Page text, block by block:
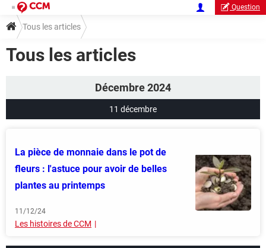
Question
Tous les articles
Tous les articles
Décembre 2024
11 décembre
La pièce de monnaie dans le pot de
fleurs : l'astuce pour avoir de belles
plantes au printemps
11/12/24
Les histoires de CCM